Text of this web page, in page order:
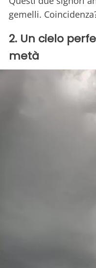
gemelli.
2. Un cielo
metà